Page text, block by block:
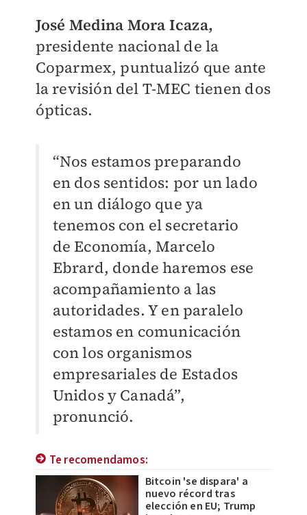
José Medina Mora Icaza,
presidente nacional de la
Coparmex, puntualizó que ante
la revisión del T-MEC tienen dos
ópticas.
“Nos estamos preparando
en dos sentidos: por un lado
en un diálogo que ya
tenemos con el secretario
de Economía, Marcelo
Ebrard, donde haremos ese
acompañamiento a las
autoridades. Y en paralelo
estamos en comunicación
con los organismos
empresariales de Estados
Unidos y Canadá”,
pronunció.
Te recomendamos:
Bitcoin 'se dispara' a
nuevo récord tras
elección en EU; Trump